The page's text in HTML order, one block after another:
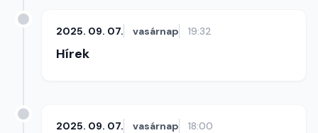
2025. 09. 07. vasárnap 19:32
Hírek
2025. 09. 07. vasárnap 18:00